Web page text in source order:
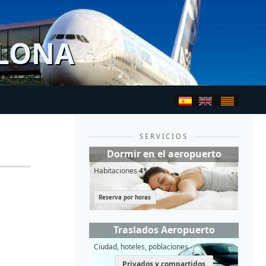
SERVICIOS
Dormir en el aeropuerto
Habitaciones4*
Reserva por horas
Traslados Aeropuerto
Ciudad, hoteles, poblaciones